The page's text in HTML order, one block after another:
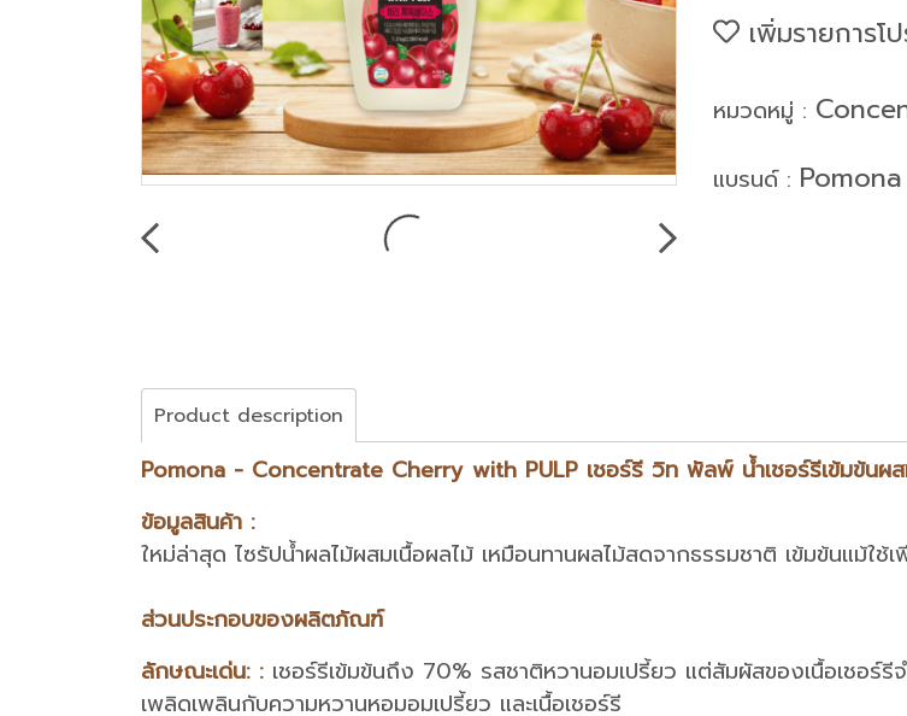
เพิ่มรายการโ
หมวดหมู่ :
แบรนด์ : Pomona
Product description
Pomona - Concentrate Cherry with PULP เชอร์รี วิท พัลพ์ น้ำเชอร์รีเข้มข้นผส
ข้อมูลสินค้า :
ใหม่ล่าสุด ไซรัปน้ำผลไม้ผสมเนื้อผลไม้ เหมือนทานผลไม้สดจากธรรมชาติ เข้มข้นแม้ใช้
ส่วนประกอบของผลิตภัณฑ์
ลักษณะเด่น: : เชอร์รีเข้มข้นถึง 70% รสชาติหวานอมเปรี้ยว แต่สัมผัสของเนื้อเชอร์รี
เพลิดเพลินกับความหวานหอมอมเปรี้ยว และเนื้อเชอร์รี